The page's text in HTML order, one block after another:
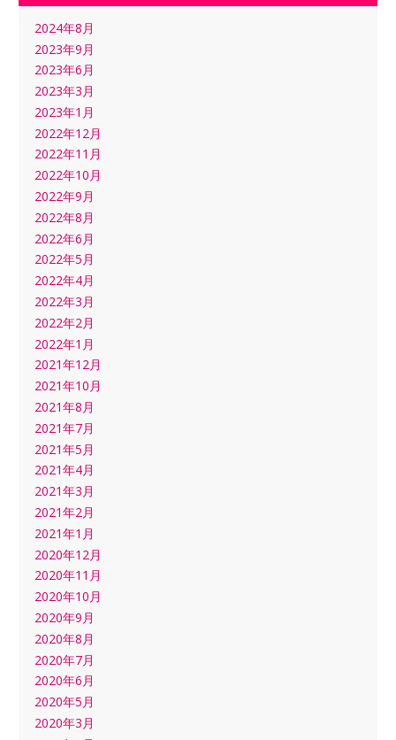
2024年8月
2023年9月
2023年6月
2023年3月
2023年1月
2022年12月
2022年11月
2022年10月
2022年9月
2022年8月
2022年6月
2022年5月
2022年4月
2022年3月
2022年2月
2022年1月
2021年12月
2021年10月
2021年8月
2021年7月
2021年5月
2021年4月
2021年3月
2021年2月
2021年1月
2020年12月
2020年11月
2020年10月
2020年9月
2020年8月
2020年7月
2020年6月
2020年5月
2020年3月